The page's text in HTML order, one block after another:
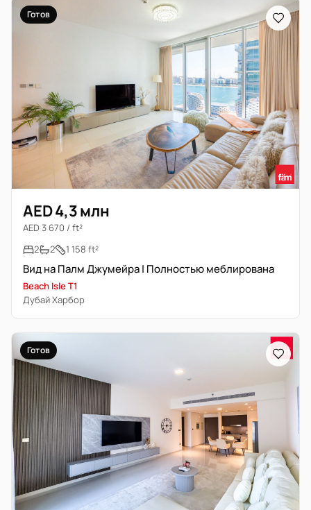
Готов
AED 4,3 млн
AED 3 670 / ft²
2
2 1 158 ft²
Вид на Палм Джумейра | Полностью меблирована
Beach Isle T1
Дубай Харбор
Готов